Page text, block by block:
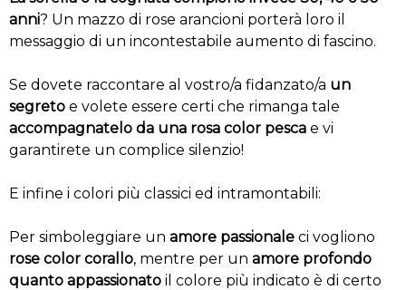
anni? Un mazzo di rose arancioni porterà loro il
messaggio di un incontestabile aumento di fascino.
Se dovete raccontare al vostro/a fidanzato/a un
segreto e volete essere certi che rimanga tale
accompagnatelo da una rosa color pesca e vi
garantirete un complice silenzio!
E infine i colori più classici ed intramontabili:
Per simboleggiare un amore passionale ci vogliono
rose color corallo, mentre per un amore profondo
quanto appassionato il colore più indicato è di certo